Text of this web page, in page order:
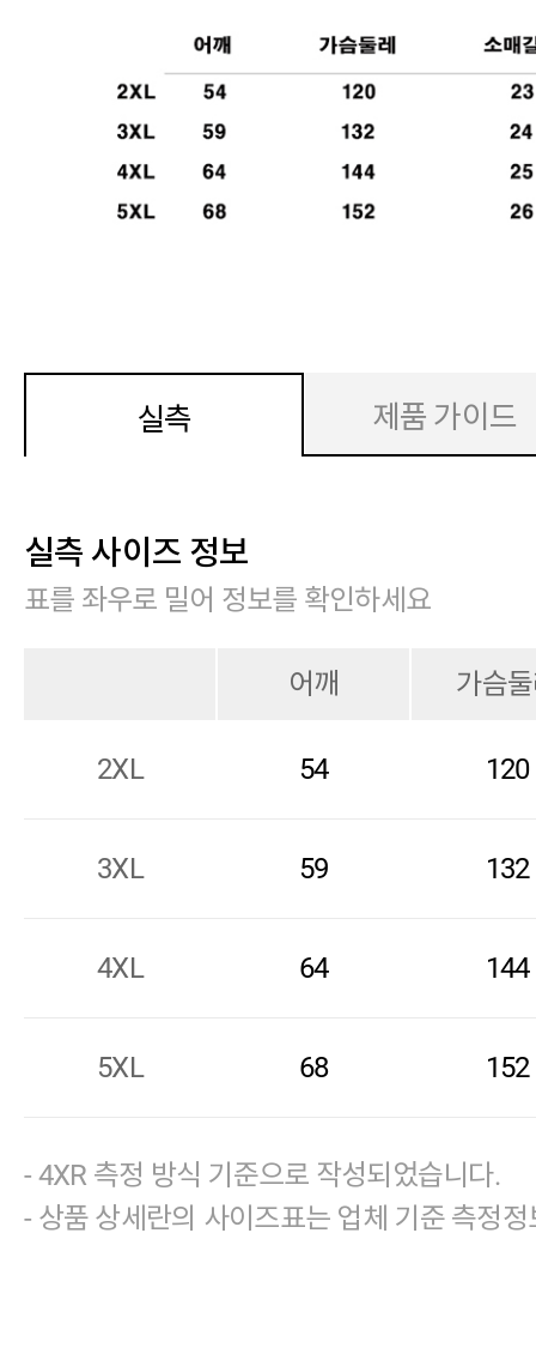
실측 제품 가이드
실측 사이즈 정보
표를 좌우로 밀어 정보를 확인하세요
어깨 가슴
2XL 54 120
3XL 59 132
4XL 64 144
5XL 68 152
- 4XR 측정 방식 기준으로 작성되었습니다.
- 상품 상세란의 사이즈표는 업체 기준 측정정